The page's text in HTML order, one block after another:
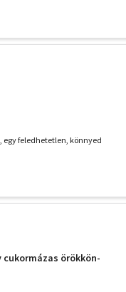
egy feledhetetlen, könnyed
cukormázas örökkön-